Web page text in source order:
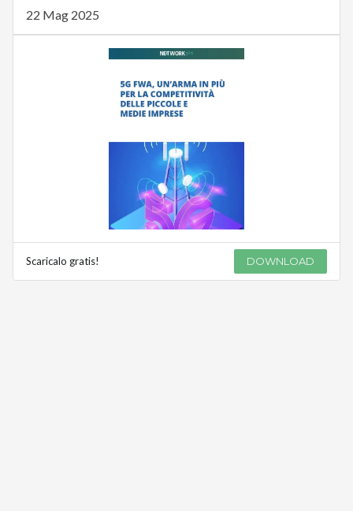
22 Mag 2025
Scaricalo gratis! DOWNLOAD